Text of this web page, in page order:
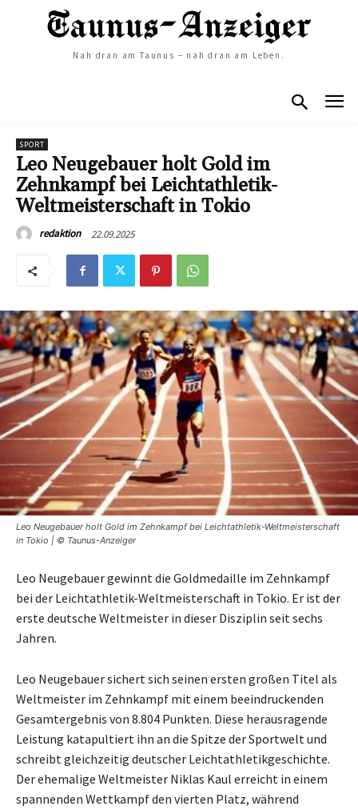
Nah dran am Taunus – nah dran am Leben.
SPORT
Leo Neugebauer holt Gold im
Zehnkampf bei Leichtathletik-
Weltmeisterschaft in Tokio
redaktion 22.09.2025
Leo Neugebauer holt Gold im Zehnkampf bei Leichtathletik-Weltmeisterschaft
in Tokio | © Taunus-Anzeiger
Leo Neugebauer gewinnt die Goldmedaille im Zehnkampf
bei der Leichtathletik-Weltmeisterschaft in Tokio. Er ist der
erste deutsche Weltmeister in dieser Disziplin seit sechs
Jahren.
Leo Neugebauer sichert sich seinen ersten großen Titel als
Weltmeister im Zehnkampf mit einem beeindruckenden
Gesamtergebnis von 8.804 Punkten. Diese herausragende
Leistung katapultiert ihn an die Spitze der Sportwelt und
schreibt gleichzeitig deutscher Leichtathletikgeschichte.
Der ehemalige Weltmeister Niklas Kaul erreicht in einem
spannenden Wettkampf den vierten Platz, während